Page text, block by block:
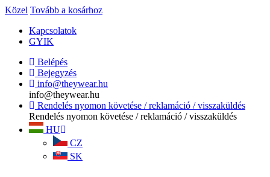
Közel Tovább a kosárhoz
Kapcsolatok
GYIK
Belépés
Bejegyzés
info@theywear.hu
info@theywear.hu
Rendelés nyomon követése / reklamáció / visszaküldés
Rendelés nyomon követése / reklamáció / visszaküldés
HU
CZ
SK